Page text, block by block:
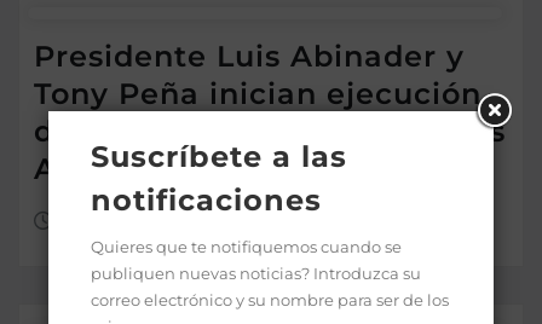
Presidente Luis Abinader y
Tony Peña inician ejecución
de programas sociales en Los
Alcarrizos
Suscríbete a las
notificaciones
Quieres que te notifiquemos cuando se
publiquen nuevas noticias? Introduzca su
correo electrónico y su nombre para ser de los